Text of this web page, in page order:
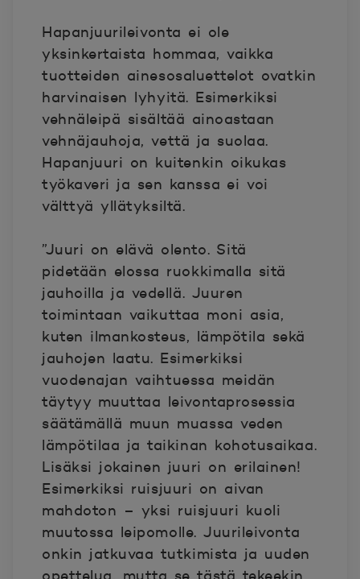
Hapanjuurileivonta ei ole
yksinkertaista hommaa, vaikka
tuotteiden ainesosaluettelot ovatkin
harvinaisen lyhyitä. Esimerkiksi
vehnäleipä sisältää ainoastaan
vehnäjauhoja, vettä ja suolaa.
Hapanjuuri on kuitenkin oikukas
työkaveri ja sen kanssa ei voi
välttyä yllätyksiltä.
”Juuri on elävä olento. Sitä
pidetään elossa ruokkimalla sitä
jauhoilla ja vedellä. Juuren
toimintaan vaikuttaa moni asia,
kuten ilmankosteus, lämpötila sekä
jauhojen laatu. Esimerkiksi
vuodenajan vaihtuessa meidän
täytyy muuttaa leivontaprosessia
säätämällä muun muassa veden
lämpötilaa ja taikinan kohotusaikaa.
Lisäksi jokainen juuri on erilainen!
Esimerkiksi ruisjuuri on aivan
mahdoton – yksi ruisjuuri kuoli
muutossa leipomolle. Juurileivonta
onkin jatkuvaa tutkimista ja uuden